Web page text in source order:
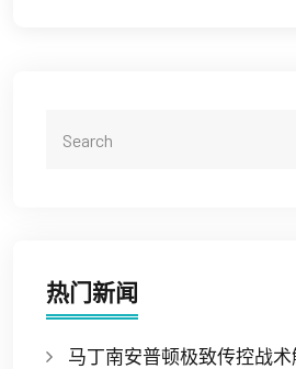
热门新闻
马丁南安普顿极致传控战